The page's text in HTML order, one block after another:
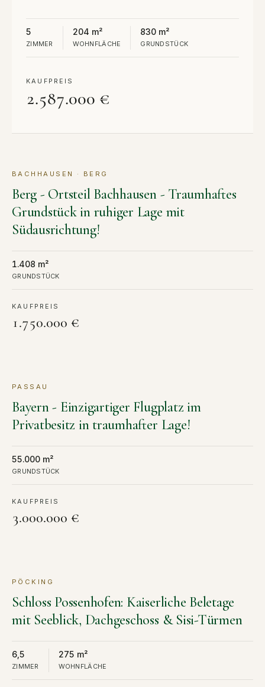
5
ZIMMER
204 m²
WOHNFLÄCHE
830 m²
GRUNDSTÜCK
KAUFPREIS
2.587.000 €
KAUF
BACHHAUSEN · BERG
Berg - Ortsteil Bachhausen - Traumhaftes
Grundstück in ruhiger Lage mit
Südausrichtung!
1.408 m²
GRUNDSTÜCK
KAUFPREIS
1.750.000 €
KAUF
PASSAU
Bayern - Einzigartiger Flugplatz im
Privatbesitz in traumhafter Lage!
55.000 m²
GRUNDSTÜCK
KAUFPREIS
3.000.000 €
KAUF
PÖCKING
Schloss Possenhofen: Kaiserliche Beletage
mit Seeblick, Dachgeschoss & Sisi-Türmen
6,5
ZIMMER
275 m²
WOHNFLÄCHE